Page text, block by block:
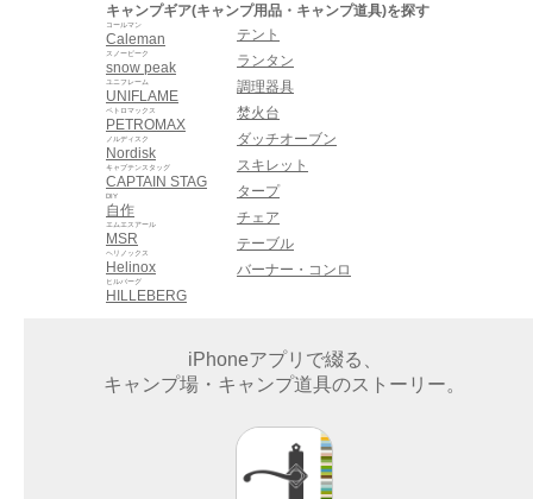
キャンプギア(キャンプ用品・キャンプ道具)を探す
Caleman
コールマン
snow peak
スノーピーク
UNIFLAME
ユニフレーム
PETROMAX
ペトロマックス
Nordisk
ノルディスク
CAPTAIN STAG
キャプテンスタッグ
自作
DIY
MSR
エムエスアール
Helinox
ヘリノックス
HILLEBERG
ヒルバーグ
テント
ランタン
調理器具
焚火台
ダッチオーブン
スキレット
タープ
チェア
テーブル
バーナー・コンロ
iPhoneアプリで綴る、
キャンプ場・キャンプ道具のストーリー。